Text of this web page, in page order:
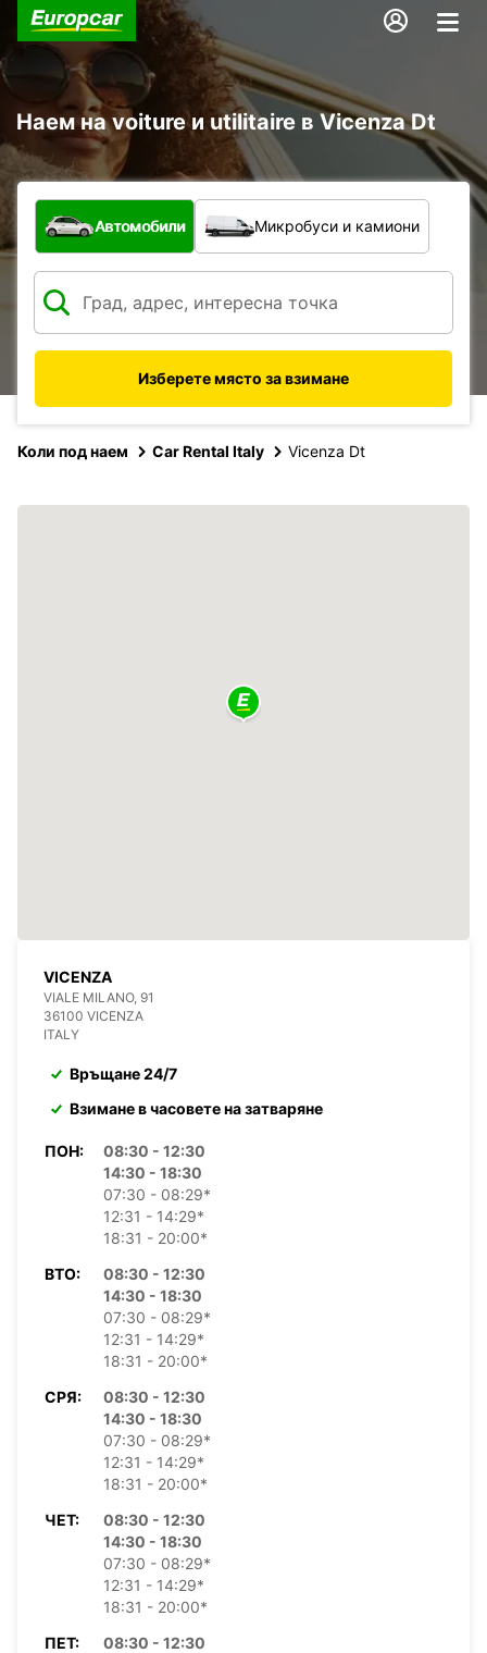
Наем на voiture и utilitaire в Vicenza Dt
С какво превозно средство?
Автомобили Микробуси и камиони
Изберете място за взимане
Коли под наем Car Rental Italy Vicenza Dt
VICENZA
VIALE MILANO, 91
36100 VICENZA
ITALY
Връщане 24/7
Взимане в часовете на затваряне
ПОН:
08:30 - 12:30
14:30 - 18:30
07:30 - 08:29*
12:31 - 14:29*
18:31 - 20:00*
ВТО:
08:30 - 12:30
14:30 - 18:30
07:30 - 08:29*
12:31 - 14:29*
18:31 - 20:00*
СРЯ:
08:30 - 12:30
14:30 - 18:30
07:30 - 08:29*
12:31 - 14:29*
18:31 - 20:00*
ЧЕТ:
08:30 - 12:30
14:30 - 18:30
07:30 - 08:29*
12:31 - 14:29*
18:31 - 20:00*
ПЕТ:
08:30 - 12:30